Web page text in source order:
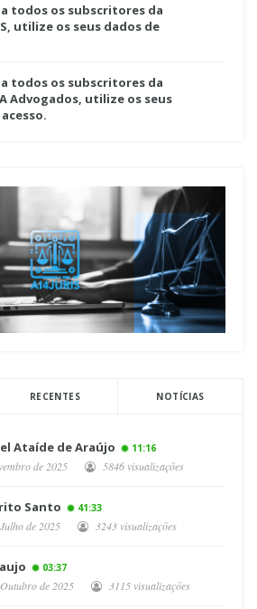
a todos os subscritores da
utilize os seus dados de
a todos os subscritores da
Advogados, utilize os seus
RECENTES NOTÍCIAS
Ataíde de Araújo 11:16
de 2025 5846 visualizações
Santo 41:33
de 2025 3243 visualizações
03:37
de 2025 3115 visualizações